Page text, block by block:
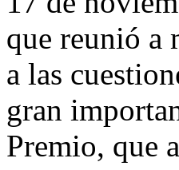
que reunió a
a las
gran
Premio, que